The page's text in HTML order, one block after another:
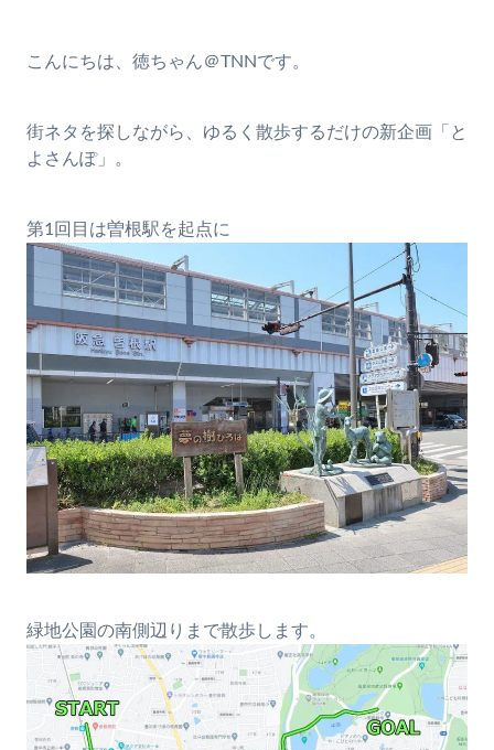
こんにちは、徳ちゃん＠TNNです。
街ネタを探しながら、ゆるく散歩するだけの新企画「と
よさんぽ」。
第1回目は曽根駅を起点に
緑地公園の南側辺りまで散歩します。